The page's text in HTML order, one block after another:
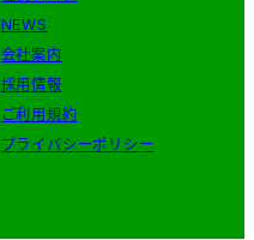
NEWS
会社案内
採用情報
ご利用規約
プライバシーポリシー